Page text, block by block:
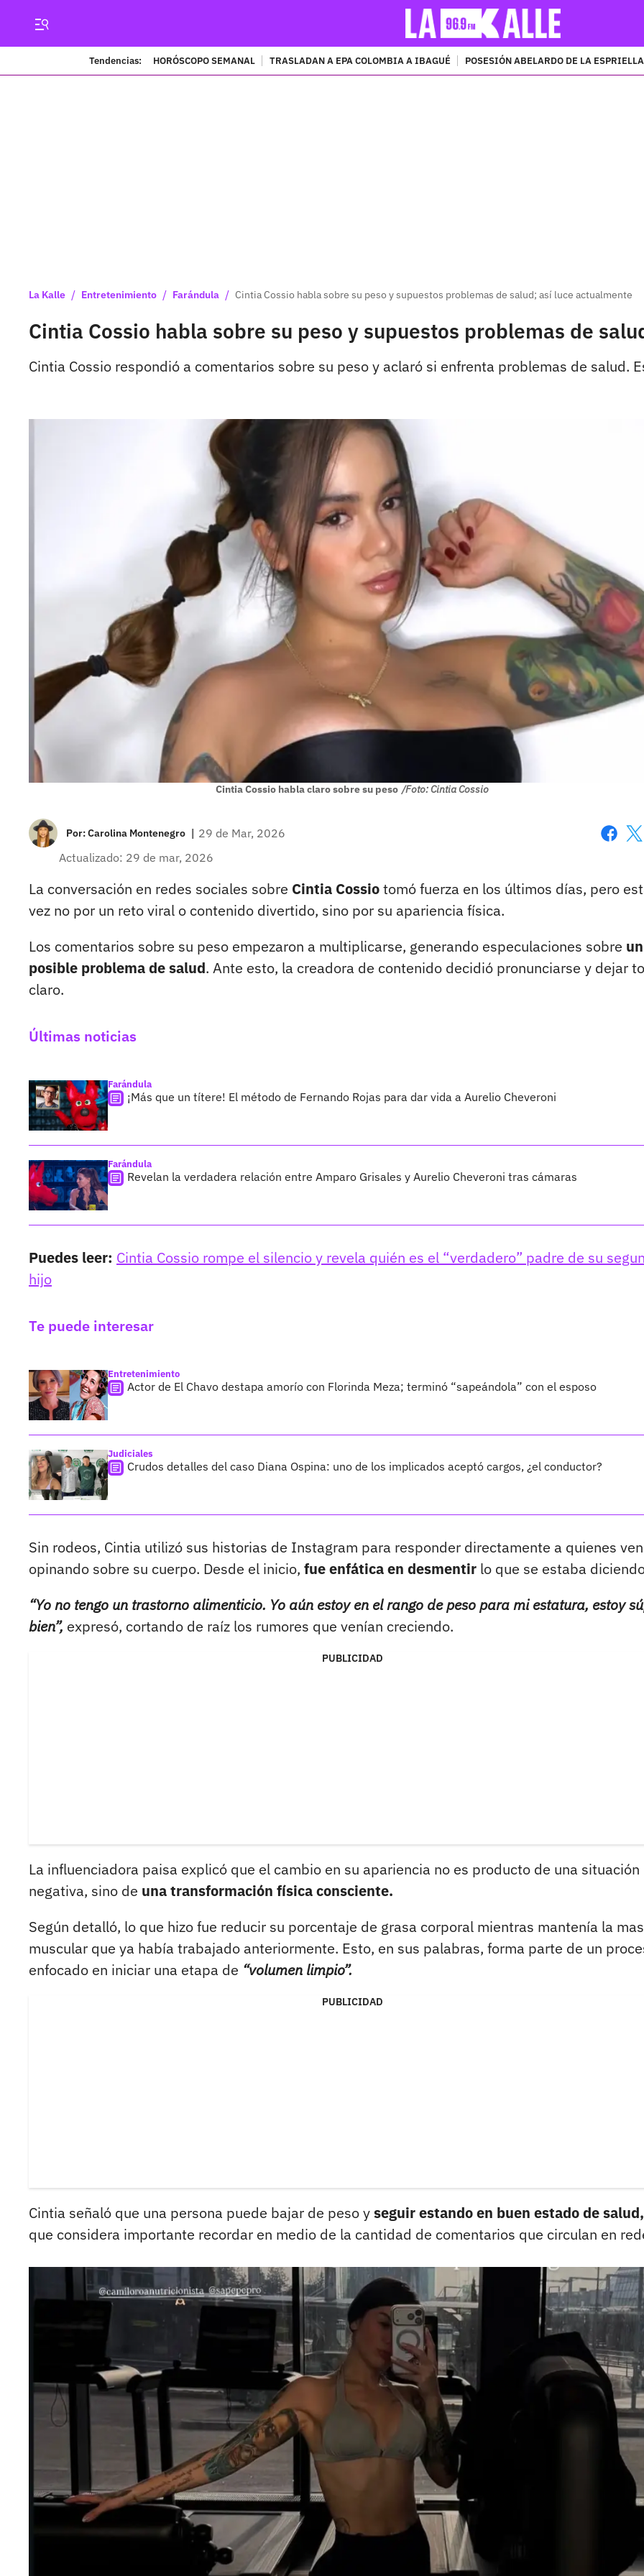
Tendencias: HORÓSCOPO SEMANAL TRASLADAN A EPA COLOMBIA A IBAGUÉ POSESIÓN ABELARDO DE LA ESPRIELLA
La Kalle / Entretenimiento / Farándula / Cintia Cossio habla sobre su peso y supuestos problemas de salud; así luce actualmente
Cintia Cossio habla sobre su peso y supuestos problemas de
Cintia Cossio respondió a comentarios sobre su peso y aclaró si enfrenta problemas de salud.
Cintia Cossio habla claro sobre su peso /Foto: Cintia Cossio
Por:Carolina Montenegro | 29 de Mar, 2026
Actualizado: 29 de mar, 2026
La conversación en redes sociales sobre Cintia Cossiotomó fuerza en los últimos días, pero
vez no por un reto viral o contenido divertido, sino por su apariencia física.
Los comentarios sobre su peso empezaron a multiplicarse, generando especulaciones sobre un
posible problema de salud. Ante esto, la creadora de contenido decidió pronunciarse y dejar
claro.
Últimas noticias
Farándula
¡Más que un títere! El método de Fernando Rojas para dar vida a Aurelio Cheveroni
Farándula
Revelan la verdadera relación entre Amparo Grisales y Aurelio Cheveroni tras cámaras
Puedes leer: Cintia Cossio rompe el silencio y revela quién es el “verdadero” padre de su
hijo
Te puede interesar
Entretenimiento
Actor de El Chavo destapa amorío con Florinda Meza; terminó “sapeándola” con el esposo
Judiciales
Crudos detalles del caso Diana Ospina: uno de los implicados aceptó cargos, ¿el conductor?
Sin rodeos, Cintia utilizó sus historias de Instagram para responder directamente a quienes
opinando sobre su cuerpo. Desde el inicio, fue enfática en desmentir lo que se estaba
“Yo no tengo un trastorno alimenticio. Yo aún estoy en el rango de peso para mi estatura, estoy
bien”, expresó, cortando de raíz los rumores que venían creciendo.
PUBLICIDAD
La influenciadora paisa explicó que el cambio en su apariencia no es producto de una situación
negativa, sino de una transformación física consciente.
Según detalló, lo que hizo fue reducir su porcentaje de grasa corporal mientras mantenía la
muscular que ya había trabajado anteriormente. Esto, en sus palabras, forma parte de un
enfocado en iniciar una etapa de “volumen limpio”.
PUBLICIDAD
Cintia señaló que una persona puede bajar de peso yseguir estando en buen estado de salud,
que considera importante recordar en medio de la cantidad de comentarios que circulan en